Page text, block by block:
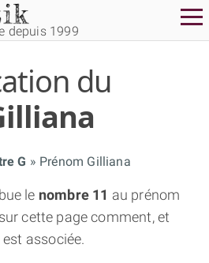
depuis 1999
du
G Prénom Gilliana
le nombre 11 au prénom
cette page comment, et
associée.
GRATUIT
APPROFONDI